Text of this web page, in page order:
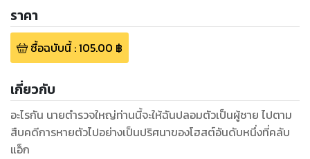
ราคา
ซื้อฉบับนี้:105.00 ฿
เกี่ยวกับ
อะไรกัน นายตำรวจใหญ่ท่านนี้จะให้ฉันปลอมตัวเป็นผู้ชาย ไปตาม
สืบคดีการหายตัวไปอย่างเป็นปริศนาของโฮสต์อันดับหนึ่งที่คลับ
แอ็ก